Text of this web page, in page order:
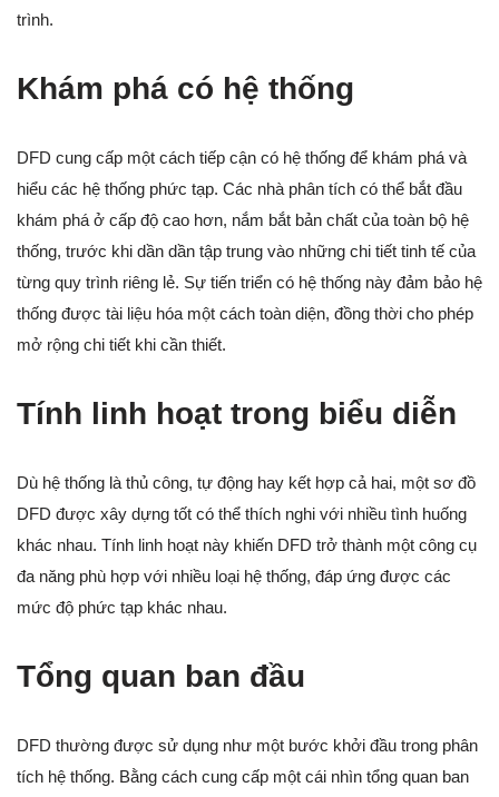
trình.
Khám phá có hệ thống
DFD cung cấp một cách tiếp cận có hệ thống để khám phá và
hiểu các hệ thống phức tạp. Các nhà phân tích có thể bắt đầu
khám phá ở cấp độ cao hơn, nắm bắt bản chất của toàn bộ hệ
thống, trước khi dần dần tập trung vào những chi tiết tinh tế của
từng quy trình riêng lẻ. Sự tiến triển có hệ thống này đảm bảo hệ
thống được tài liệu hóa một cách toàn diện, đồng thời cho phép
mở rộng chi tiết khi cần thiết.
Tính linh hoạt trong biểu diễn
Dù hệ thống là thủ công, tự động hay kết hợp cả hai, một sơ đồ
DFD được xây dựng tốt có thể thích nghi với nhiều tình huống
khác nhau. Tính linh hoạt này khiến DFD trở thành một công cụ
đa năng phù hợp với nhiều loại hệ thống, đáp ứng được các
mức độ phức tạp khác nhau.
Tổng quan ban đầu
DFD thường được sử dụng như một bước khởi đầu trong phân
tích hệ thống. Bằng cách cung cấp một cái nhìn tổng quan ban